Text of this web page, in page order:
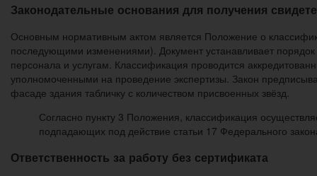
Законодательные основания для получения
Основным нормативным актом является Положение о
последующими изменениями). Документ устанавливает
персонала и услугам. Классификация проводится
уполномоченными на проведение экспертизы. Закон
фасаде здания табличку с количеством присвоенных звёзд.
Согласно пункту 3 Положения, классификация
подпадающих под действие статьи 17 Федерального
Ответственность за работу без сертификата